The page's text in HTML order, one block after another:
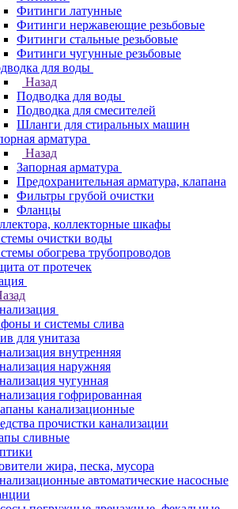
Фитинги латунные
Фитинги нержавеющие резьбовые
Фитинги стальные резьбовые
Фитинги чугунные резьбовые
для воды
Назад
Подводка для воды
Подводка для смесителей
Шланги для стиральных машин
арматура
Назад
Запорная арматура
Предохранительная арматура, клапана
Фильтры грубой очистки
Фланцы
коллекторные шкафы
очистки воды
обогрева трубопроводов
от протечек
и системы слива
для унитаза
внутренняя
наружняя
чугунная
гофрированная
канализационные
прочистки канализации
сливные
жира, песка, мусора
автоматические насосные